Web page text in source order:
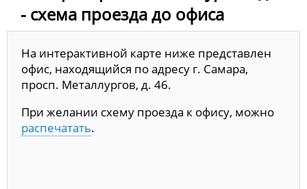
- схема проезда до офиса
На интерактивной карте ниже представлен
офис, находящийся по адресу г. Самара,
просп. Металлургов, д. 46.
При желании схему проезда к офису, можно
распечатать.